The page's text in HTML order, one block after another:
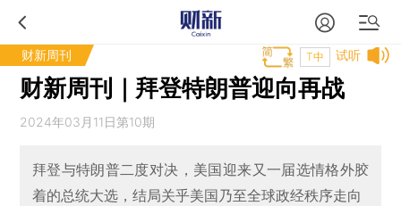
财新周刊 试听
T中
财新周刊｜拜登特朗普迎向再战
2024年03月11日第10期
拜登与特朗普二度对决，美国迎来又一届选情格外胶
着的总统大选，结局关乎美国乃至全球政经秩序走向